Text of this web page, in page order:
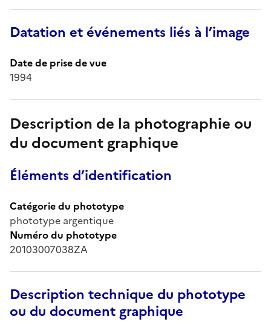
Datation et événements liés à l’image
Date de prise de vue
1994
Description de la photographie ou
du document graphique
Éléments d’identification
Catégorie du phototype
phototype argentique
Numéro du phototype
20103007038ZA
Description technique du phototype
ou du document graphique